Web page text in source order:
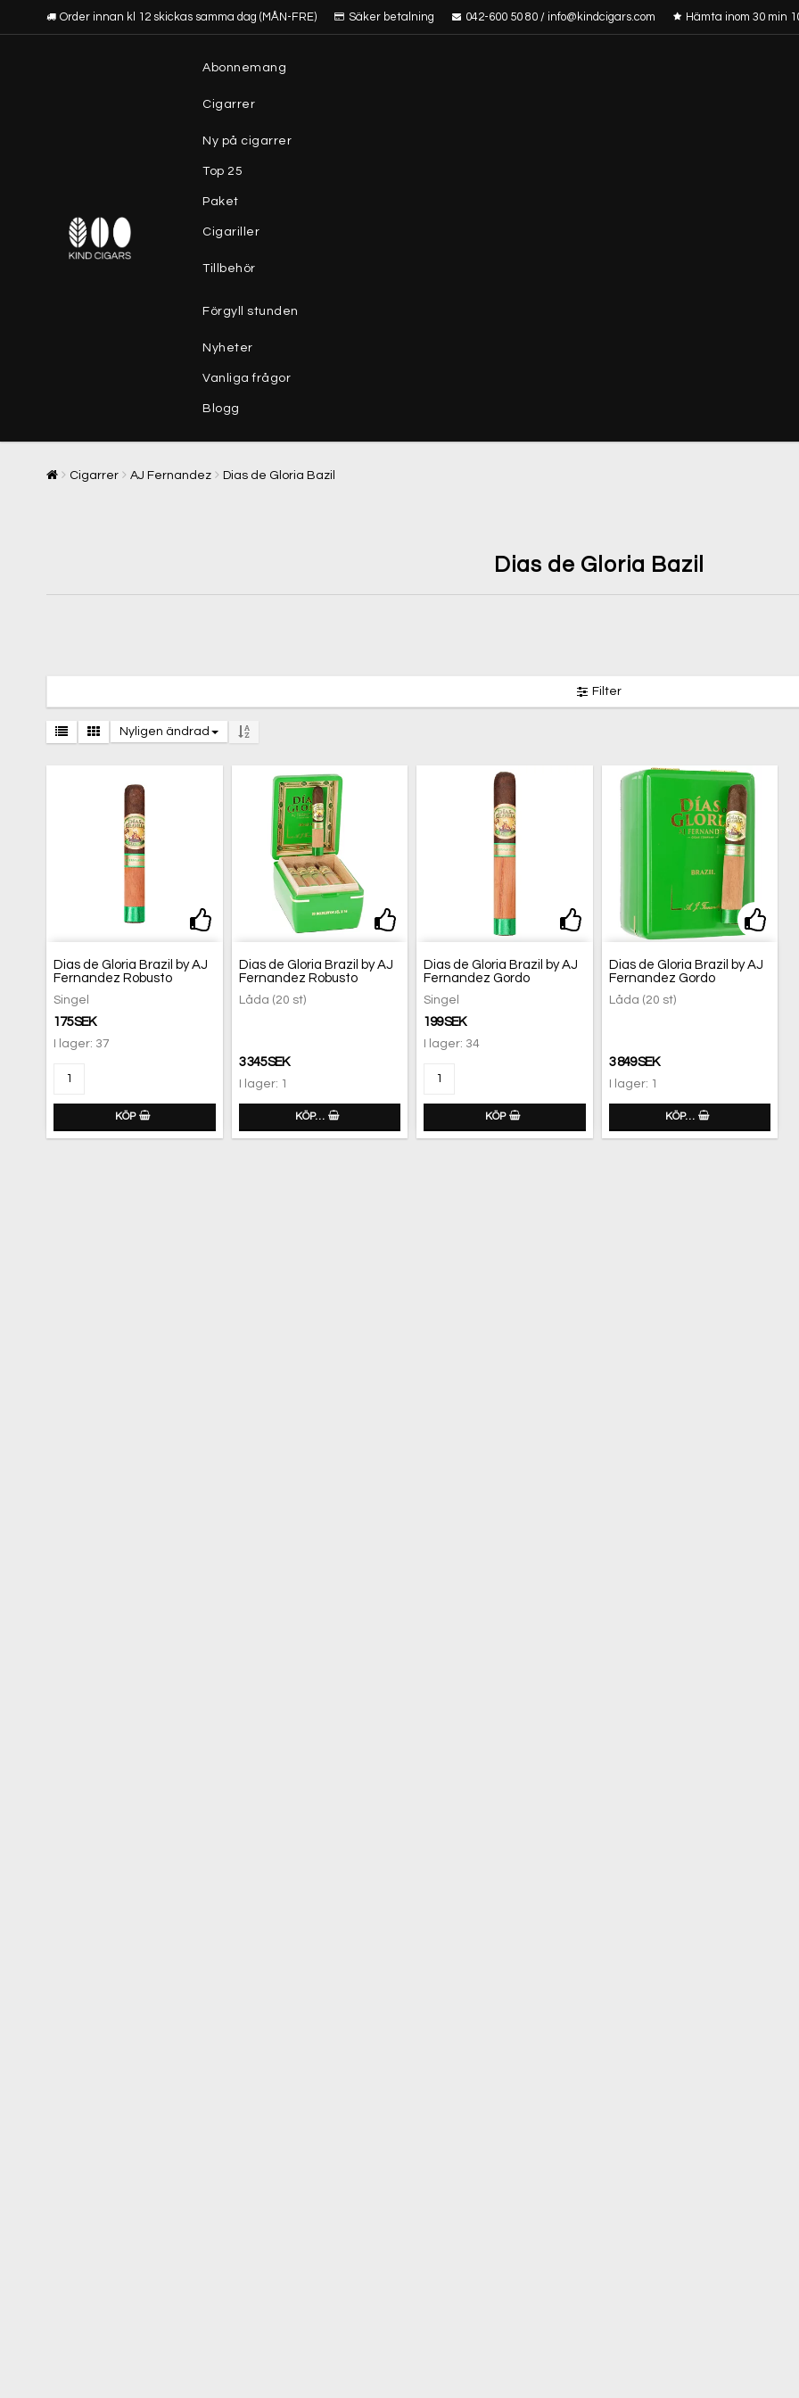
Order innan kl 12 skickas samma dag (MÅN-FRE) Säker betalning 042-600 50 80 / info@kindcigars.com Hämta inom 30 min
Abonnemang
Cigarrer
Ny på cigarrer
Top 25
Paket
Cigariller
Tillbehör
Förgyll stunden
Nyheter
Vanliga frågor
Blogg
Cigarrer AJ Fernandez Dias de Gloria Bazil
Dias de Gloria Bazil
Filter
Nyligen ändrad
Dias de Gloria Brazil by AJ
Fernandez Robusto
Singel
175 SEK
I lager: 37
KÖP
Lägg till i favoritlistan
Dias de Gloria Brazil by AJ
Fernandez Robusto
Låda (20 st)
3 345 SEK
I lager: 1
KÖP…
Lägg till i favoritlistan
Dias de Gloria Brazil by AJ
Fernandez Gordo
Singel
199 SEK
I lager: 34
KÖP
Dias de Gloria Brazil by AJ
Fernandez Gordo
Låda (20 st)
3 849 SEK
I lager: 1
KÖP…